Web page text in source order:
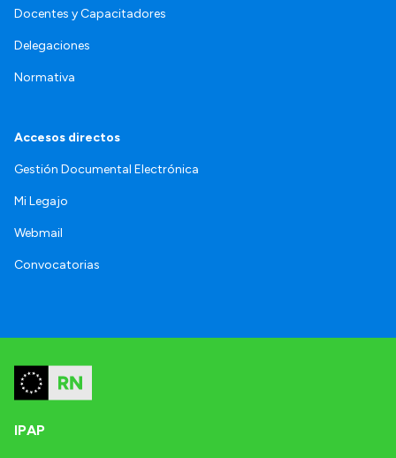
Docentes y Capacitadores
Delegaciones
Normativa
Accesos directos
Gestión Documental Electrónica
Mi Legajo
Webmail
Convocatorias
IPAP